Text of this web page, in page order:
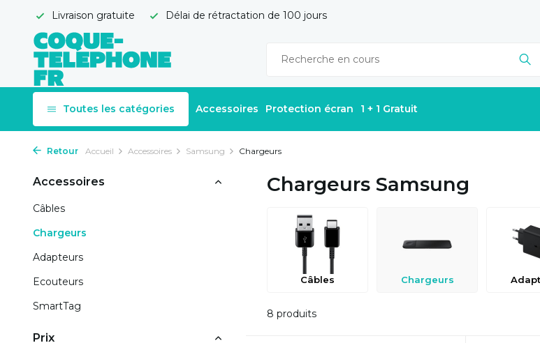
Livraison gratuite Délai de rétractation de 100 jours
Toutes les catégories Accessoires Protection écran 1 + 1 Gratuit
Retour Accueil Accessoires Samsung Chargeurs
Accessoires
Câbles
Chargeurs
Adapteurs
Ecouteurs
SmartTag
Prix
Chargeurs Samsung
Câbles Chargeurs
8 produits